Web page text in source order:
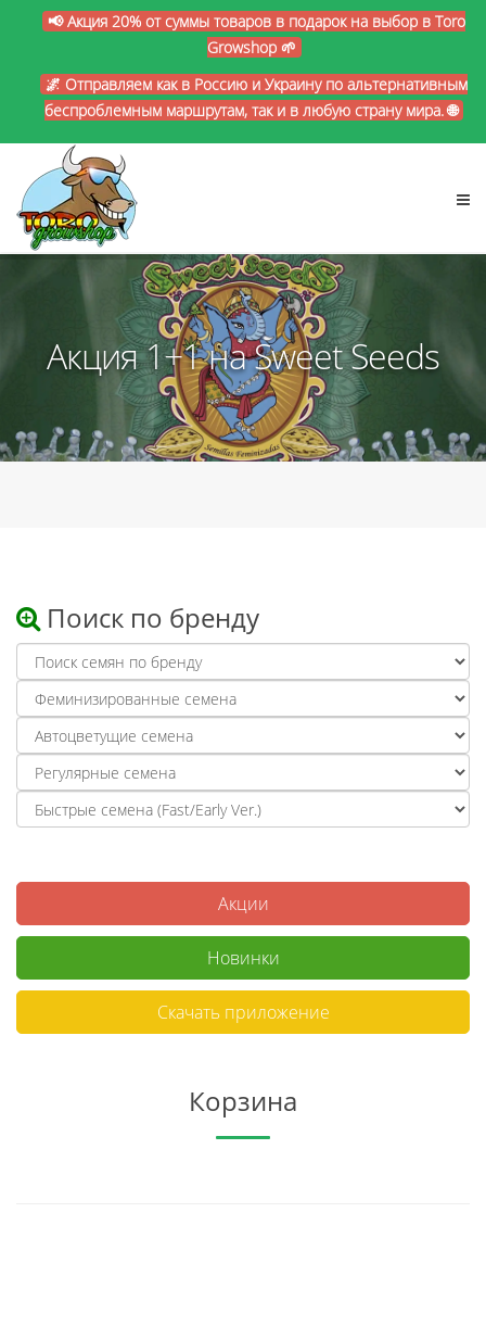
📢 Акция 20% от суммы товаров в подарок на выбор в Toro
Growshop 🌱
🌌 Отправляем как в Россию и Украину по альтернативным
беспроблемным маршрутам, так и в любую страну мира. 🌐
Акция 1+1 на Sweet Seeds
Поиск по бренду
Акции
Новинки
Скачать приложение
Корзина